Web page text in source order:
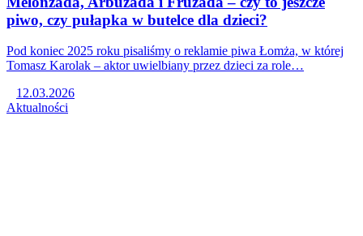
piwo, czy pułapka w butelce dla dzieci?
Pod koniec 2025 roku pisaliśmy o reklamie piwa Łomża, w której
Tomasz Karolak – aktor uwielbiany przez dzieci za role…
12.03.2026
Aktualności